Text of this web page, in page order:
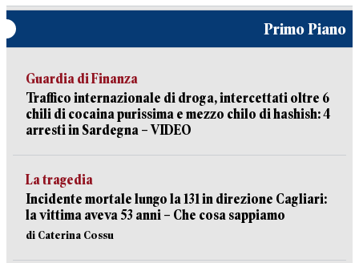
Primo Piano
Guardia di Finanza
Traffico internazionale di droga, intercettati oltre 6
chili di cocaina purissima e mezzo chilo di hashish: 4
arresti in Sardegna – VIDEO
La tragedia
Incidente mortale lungo la 131 in direzione Cagliari:
la vittima aveva 53 anni – Che cosa sappiamo
di Caterina Cossu